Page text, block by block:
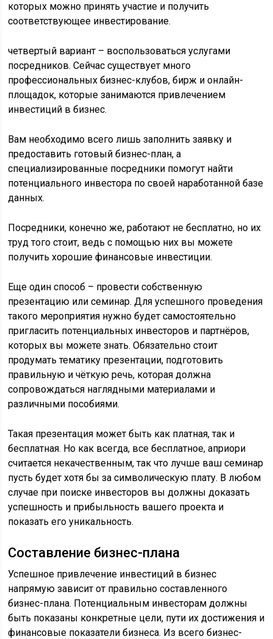
которых можно принять участие и получить
соответствующее инвестирование.
четвертый вариант – воспользоваться услугами
посредников. Сейчас существует много
профессиональных бизнес-клубов, бирж и онлайн-
площадок, которые занимаются привлечением
инвестиций в бизнес.
Вам необходимо всего лишь заполнить заявку и
предоставить готовый бизнес-план, а
специализированные посредники помогут найти
потенциального инвестора по своей наработанной базе
данных.
Посредники, конечно же, работают не бесплатно, но их
труд того стоит, ведь с помощью них вы можете
получить хорошие финансовые инвестиции.
Еще один способ – провести собственную
презентацию или семинар. Для успешного проведения
такого мероприятия нужно будет самостоятельно
пригласить потенциальных инвесторов и партнёров,
которых вы можете знать. Обязательно стоит
продумать тематику презентации, подготовить
правильную и чёткую речь, которая должна
сопровождаться наглядными материалами и
различными пособиями.
Такая презентация может быть как платная, так и
бесплатная. Но как всегда, все бесплатное, априори
считается некачественным, так что лучше ваш семинар
пусть будет хотя бы за символическую плату. В любом
случае при поиске инвесторов вы должны доказать
успешность и прибыльность вашего проекта и
показать его уникальность.
Составление бизнес-плана
Успешное привлечение инвестиций в бизнес
напрямую зависит от правильно составленного
бизнес-плана. Потенциальным инвесторам должны
быть показаны конкретные цели, пути их достижения и
финансовые показатели бизнеса. Из всего бизнес-